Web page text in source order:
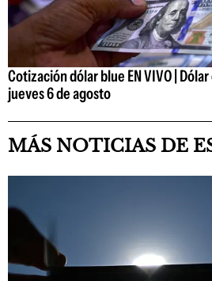
Cotización dólar blue EN VIVO |
jueves 6 de agosto
MÁS NOTICIAS DE